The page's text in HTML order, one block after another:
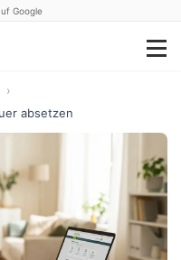
Google
›
absetzen